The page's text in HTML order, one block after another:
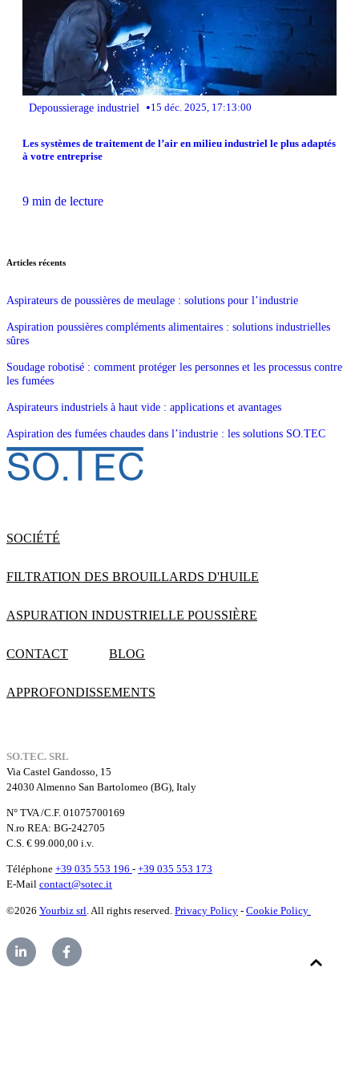
Depoussierage industriel •15 déc. 2025, 17:13:00
Les systèmes de traitement de l’air en milieu industriel le plus adaptés
à votre entreprise
9 min de lecture
Articles récents
Aspirateurs de poussières de meulage : solutions pour l’industrie
Aspiration poussières compléments alimentaires : solutions industrielles
sûres
Soudage robotisé : comment protéger les personnes et les processus contre
les fumées
Aspirateurs industriels à haut vide : applications et avantages
Aspiration des fumées chaudes dans l’industrie : les solutions SO.TEC
SOCIÉTÉ
FILTRATION DES BROUILLARDS D'HUILE
ASPURATION INDUSTRIELLE POUSSIÈRE
CONTACT BLOG
APPROFONDISSEMENTS
SO.TEC. SRL
Via Castel Gandosso, 15
24030 Almenno San Bartolomeo (BG), Italy
N° TVA /C.F. 01075700169
N.ro REA: BG-242705
C.S. € 99.000,00 i.v.
Téléphone +39 035 553 196 - +39 035 553 173
E-Mail contact@sotec.it
©2026 Yourbiz srl . All rights reserved. Privacy Policy - Cookie Policy